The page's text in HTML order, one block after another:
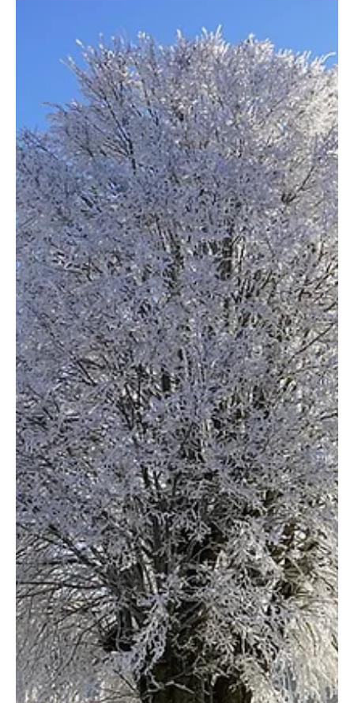
Redaktion soaktuell.ch
20. Feb.
3 Min. Lesezeit
RATGEBER
Mieten oder Steuern: Aargau oder Solothurn?
Wo sparen Familien 2026 wirklich?
Die Schweiz ist teuer – das ist kein Geheimnis. Doch wer im
„magischen Dreieck“ zwischen Zürich, Basel und Bern lebt,
steht vor einer knallharten Rechenaufgabe: Lohnt sich der
Kanton Solothurn mit seinen günstigen Mieten, oder fährt
man im steuerlich attraktiveren Aargau besser? Ein
Faktencheck am Beispiel einer Familie mit zwei Kindern. KI-
generiertes Bild von Gemini. Wer heute als Familie mit zwei
Kindern den Umzugswagen packt, schaut nicht mehr nur auf
die Aussicht. Die mo